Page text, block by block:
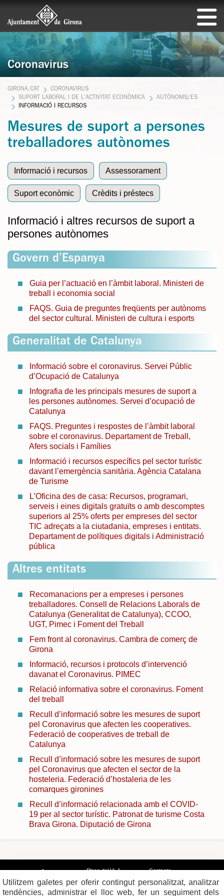
Coronavirus
GIRONA.CAT
CORONAVIRUS
SUPORT LABORAL I DE L’ACTIVITAT ECONÒMICA
AUTÒNOMS/ES
INFORMACIÓ I RECURSOS
Mesures de suport a persones
treballadores autònomes
Informació i recursos Assessorament
Suport econòmic Crèdits i préstecs
Informació i altres recursos de suport a
persones autònomes
Govern d’Espanya
Guia per l’actuació en l’àmbit laboral. Ministeri de
treball i economia social
FAQS. Guia de preguntes freqüents per autònoms
del sector cultural. Ministeri de cultura i esports
Generalitat de Catalunya
Informació sobre el coronavirus. Servei Públic
d’Ocupació de Catalunya
Infografia de les principals mesures de suport a
les persones autònomes. Servei d’ocupació de
Catalunya
FAQS. Preguntes i respostes de l’àmbit laboral
sobre el coronavirus. Departament de Treball,
Afers socials i Famílies
Informació i recursos específics pel sector turístic
davant l’emergència sanitària. Agència Catalana
de Turisme
L’Oficina des de casa: Recursos, programari,
serveis i eines digitals gratuïts o amb descomptes
superiors al 25% oferts per empreses del sector
TIC adreçats a la ciutadania, empreses i entitats.
Departament de polítiques digitals i Administració
pública
Altres entitats
Recomanacions per a empreses i persones
treballadores. Consell de Relacions Laborals de
Catalunya (Generalitat de Catalunya), CCOO,
UGT, Pimec i Foment del Treball
Fem front al coronavirus. Cambra de comerç de
Girona
Informació, recursos i protocols d’intervenció
davanat el Coronavirus. PIMEC
Relació informativa sobre el coronavirus. Foment
del treball
Recull d’informació sobre les mesures de suport
pel Coronavirus que afecten les cooperatives.
Federació de cooperatives de treball de
Catalunya
Recull d’informació sobre les mesures de suport
pel Coronavirus que afecten el sector de la
hosteleria. Federació d’hostaleria de les
comarques gironines
Recull d’informació relacionada amb el COVID-
19 per al sector turístic. Patronat de turisme Costa
Brava Girona. Diputació de Girona
Plaça del Vi, 1
Tel. 972 419 010
Contacte
Mapa de xarxes
Utilitzem galetes per oferir contingut personalitzat, analitzar
tendències, administrar el lloc web, fer un seguiment dels